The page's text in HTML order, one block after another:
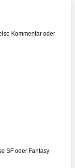
Kommentar oder
SF oder Fantasy